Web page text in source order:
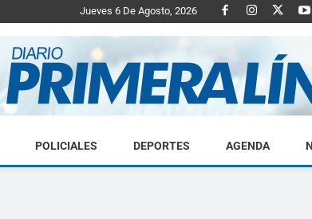
Jueves 6 De Agosto, 2026
Diario
POLICIALES DEPORTES AGENDA